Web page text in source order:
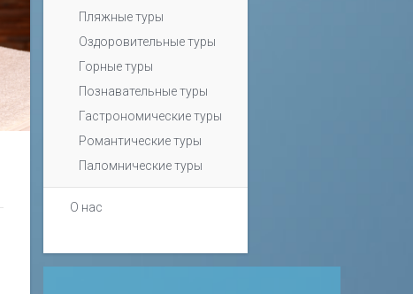
Пляжные туры
Оздоровительные туры
Горные туры
Познавательные туры
Гастрономические туры
Романтические туры
Паломнические туры
О нас